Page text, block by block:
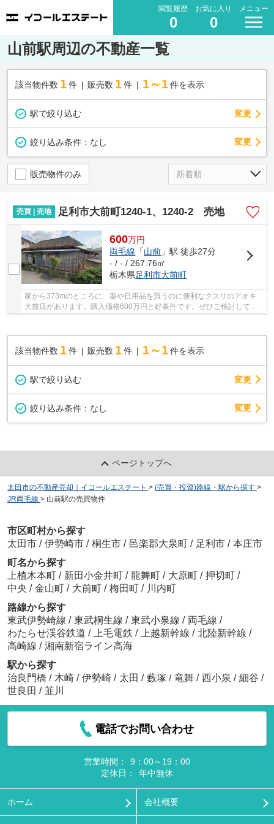
閲覧履歴
0
お気に入り
0
メニュー
山前駅周辺の不動産一覧
該当物件数 1件 販売数 1 件 1～1 件を表示
駅で絞り込む 変更
絞り込み条件： なし 変更
販売物件のみ
売買 | 売地 足利市大前町1240-1、1240-2 売地
600万円
両毛線 「山前 」駅 徒歩27分
- / - / 267.76㎡
栃木県足利市大前町
家から373mのところに、薬や日用品を買うのに便利なクスリのアオキ
大前店があります。購入価格600万円と好条件です。ぜひご検討してみ
該当物件数 1件 販売数 1 件 1～1 件を表示
駅で絞り込む 変更
絞り込み条件： なし 変更
ページトップへ
太田市の不動産売却｜イコールエステート > (売買・投資)路線・駅から探す >
JR両毛線 > 山前駅の売買物件
市区町村から探す
太田市 / 伊勢崎市 / 桐生市 / 邑楽郡大泉町 / 足利市 / 本庄市
町名から探す
上植木本町 / 新田小金井町 / 龍舞町 / 大原町 / 押切町 /
中央 / 金山町 / 大前町 / 梅田町 / 川内町
路線から探す
東武伊勢崎線 / 東武桐生線 / 東武小泉線 / 両毛線 /
わたらせ渓谷鉄道 / 上毛電鉄 / 上越新幹線 / 北陸新幹線 /
高崎線 / 湘南新宿ライン高海
駅から探す
治良門橋 / 木崎 / 伊勢崎 / 太田 / 藪塚 / 竜舞 / 西小泉 / 細谷 /
世良田 / 韮川
電話でお問い合わせ
営業時間：
9：00～19：00
定休日：
年中無休
ホーム 会社概要